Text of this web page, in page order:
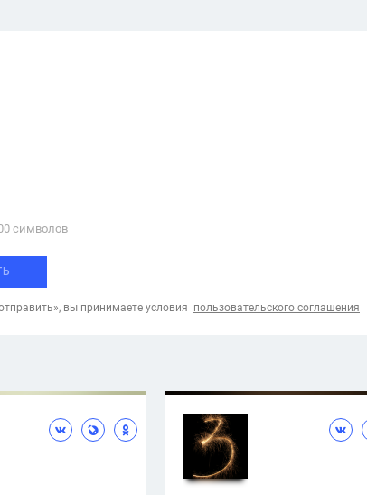
cимволов
вы принимаете условия пользовательского соглашения